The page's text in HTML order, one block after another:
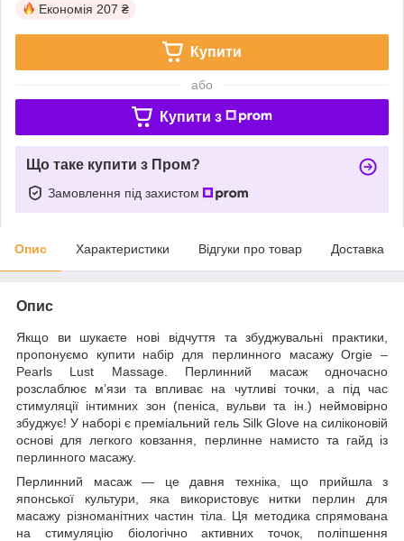
Економія 207 ₴
Купити
або
Купити з
Що таке купити з Пром?
Замовлення під захистом
Опис Характеристики Відгуки про товар Доставка
Опис
Якщо ви шукаєте нові відчуття та збуджувальні практики,
пропонуємо купити набір для перлинного масажу Orgie –
Pearls Lust Massage. Перлинний масаж одночасно
розслаблює м’язи та впливає на чутливі точки, а під час
стимуляції інтимних зон (пеніса, вульви та ін.) неймовірно
збуджує! У наборі є преміальний гель Silk Glove на силіконовій
основі для легкого ковзання, перлинне намисто та гайд із
перлинного масажу.
Перлинний масаж — це давня техніка, що прийшла з
японської культури, яка використовує нитки перлин для
масажу різноманітних частин тіла. Ця методика спрямована
на стимуляцію біологічно активних точок, поліпшення